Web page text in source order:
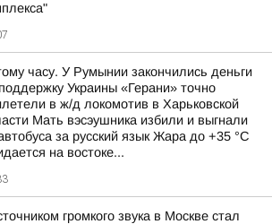
часу. У Румынии закончились деньги
Украины «Герани» точно
в ж/д локомотив в Харьковской
Мать вэсэушника избили и выгнали
за русский язык Жара до +35 °С
на востоке...
громкого звука в Москве стал